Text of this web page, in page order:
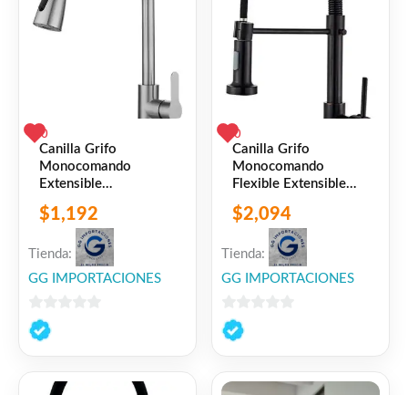
0
Canilla Grifo
Monocomando
Extensible
Frío/caliente Retráctil
Plateado Cepillado
$1,192
Tienda:
GG IMPORTACIONES
0
de
0
Canilla Grifo
Monocomando
Flexible Extensible
Cocina Mesada Negro
Mate
$2,094
Tienda:
GG IMPORTACIONES
0
de